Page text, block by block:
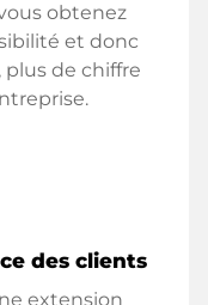
obtenez
et donc
plus de chiffre
des clients
extension